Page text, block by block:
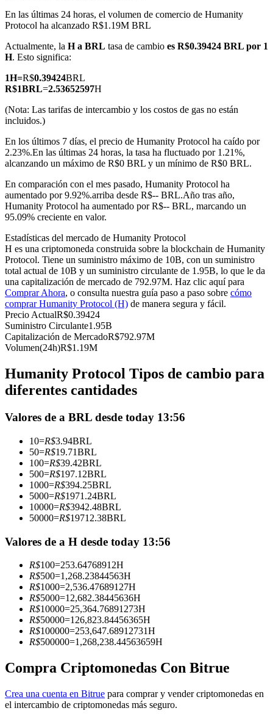
TradFi
Derivados de acciones, divisas, metales preciosos y materias
primas
Futuros que utilizan USDC como garantía
Copiar Trading
Únete a los mejores traders
Conviértete en un Trader de Copia
Disfruta del reparto de beneficios y comisiones de copy trading
Información
Análisis de big data que incluye información comercial, etc.
En las últimas 24 horas, el volumen de comercio de Humanity
Protocol ha alcanzado R$1.19M BRL
Actualmente, la H a BRL tasa de cambio es R$0.39424 BRL por 1
H. Esto significa:
1H=R$0.39424BRL
R$1BRL=2.53652597H
(Nota: Las tarifas de intercambio y los costos de gas no están
incluidos.)
En los últimos 7 días, el precio de Humanity Protocol ha caído por
2.23%.En las últimas 24 horas, la tasa ha fluctuado por 1.21%,
alcanzando un máximo de R$0 BRL y un mínimo de R$0 BRL.
En comparación con el mes pasado, Humanity Protocol ha
aumentado por 9.92%.arriba desde R$-- BRL.Año tras año,
Humanity Protocol ha aumentado por R$-- BRL, marcando un
95.09% creciente en valor.
Estadísticas del mercado de Humanity Protocol
H es una criptomoneda construida sobre la blockchain de Humanity
Protocol. Tiene un suministro máximo de 10B, con un suministro
total actual de 10B y un suministro circulante de 1.95B, lo que le da
una capitalización de mercado de 792.97M. Haz clic aquí para
Comprar Ahora, o consulta nuestra guía paso a paso sobre cómo
comprar Humanity Protocol (H) de manera segura y fácil.
Precio ActualR$0.39424
Suministro Circulante1.95B
Capitalización de MercadoR$792.97M
Volumen(24h)R$1.19M
Humanity Protocol Tipos de cambio para
diferentes cantidades
Valores de a BRL desde today 13:56
10=R$3.94BRL
50=R$19.71BRL
100=R$39.42BRL
500=R$197.12BRL
1000=R$394.25BRL
5000=R$1971.24BRL
10000=R$3942.48BRL
50000=R$19712.38BRL
Valores de a H desde today 13:56
R$100=253.64768912H
R$500=1,268.23844563H
R$1000=2,536.47689127H
R$5000=12,682.38445636H
R$10000=25,364.76891273H
R$50000=126,823.84456365H
R$100000=253,647.68912731H
R$500000=1,268,238.44563659H
Compra Criptomonedas Con Bitrue
Crea una cuenta en Bitrue para comprar y vender criptomonedas en
el intercambio de criptomonedas más seguro.